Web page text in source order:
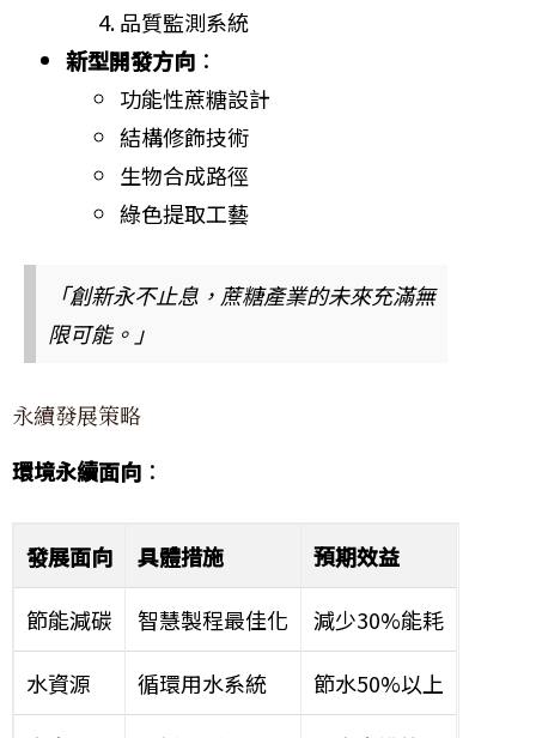
品質監測系統
新型開發方向 ：
功能性蔗糖設計
結構修飾技術
生物合成路徑
綠色提取工藝
「創新永不止息，蔗糖產業的未來充滿無
限可能。」
永續發展策略
環境永續面向 ：
發展面向 具體措施 預期效益
節能減碳 智慧製程最佳化 減少30%能耗
水資源 循環用水系統 節水50%以上